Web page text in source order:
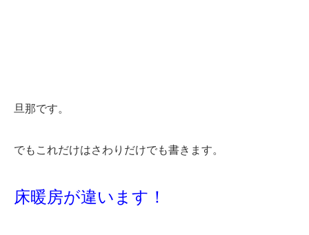
旦那です。
でもこれだけはさわりだけでも書きます。
床暖房が違います！